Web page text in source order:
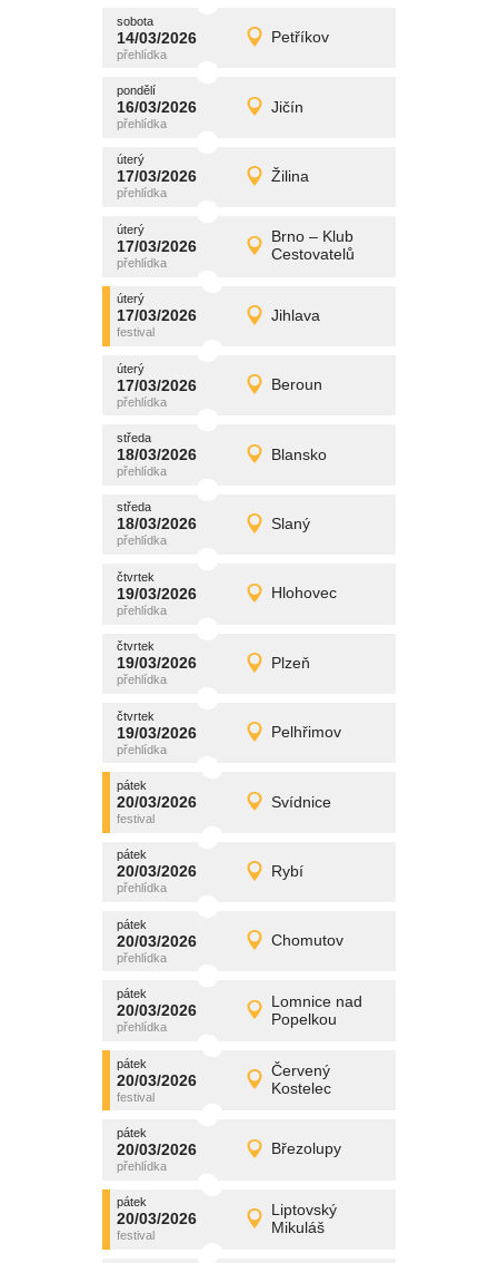
sobota
14/03/2026 Petříkov
sobota
14/03/2026 Detail
promítání
pondělí
16/03/2026 Jičín
pondělí
16/03/2026 Detail
promítání
úterý
17/03/2026 Žilina
úterý
17/03/2026 Detail
promítání
úterý
17/03/2026
Brno – Klub
Cestovatelů
úterý
17/03/2026 Detail
promítání
úterý
17/03/2026 Jihlava
úterý
17/03/2026 Detail
promítání
úterý
17/03/2026 Beroun
úterý
17/03/2026 Detail
promítání
středa
18/03/2026 Blansko
středa
18/03/2026 Detail
promítání
středa
18/03/2026 Slaný
středa
18/03/2026 Detail
promítání
čtvrtek
19/03/2026 Hlohovec
čtvrtek
19/03/2026 Detail
promítání
čtvrtek
19/03/2026 Plzeň
čtvrtek
19/03/2026 Detail
promítání
čtvrtek
19/03/2026 Pelhřimov
čtvrtek
19/03/2026 Detail
promítání
pátek
20/03/2026 Svídnice
pátek
20/03/2026 Detail
promítání
pátek
20/03/2026 Rybí
pátek
20/03/2026 Detail
promítání
pátek
20/03/2026 Chomutov
pátek
20/03/2026 Detail
promítání
pátek
20/03/2026
Lomnice nad
Popelkou
pátek
20/03/2026 Detail
promítání
pátek
20/03/2026
Červený
Kostelec
pátek
20/03/2026 Detail
promítání
pátek
20/03/2026 Březolupy
pátek
20/03/2026 Detail
promítání
pátek
20/03/2026
Liptovský
Mikuláš
pátek
20/03/2026 Detail
promítání